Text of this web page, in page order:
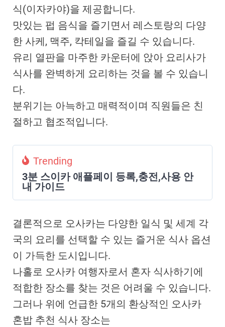
식(이자카야)을 제공합니다.
맛있는 펍 음식을 즐기면서 레스토랑의 다양
한 사케, 맥주, 칵테일을 즐길 수 있습니다.
유리 열판을 마주한 카운터에 앉아 요리사가
식사를 완벽하게 요리하는 것을 볼 수 있습니
다.
분위기는 아늑하고 매력적이며 직원들은 친
절하고 협조적입니다.
Trending
3분 스이카 애플페이 등록,충전,사용 안
내 가이드
결론적으로 오사카는 다양한 일식 및 세계 각
국의 요리를 선택할 수 있는 즐거운 식사 옵션
이 가득한 도시입니다.
나홀로 오사카 여행자로서 혼자 식사하기에
적합한 장소를 찾는 것은 어려울 수 있습니다.
그러나 위에 언급한 5개의 환상적인 오사카
혼밥 추천 식사 장소는